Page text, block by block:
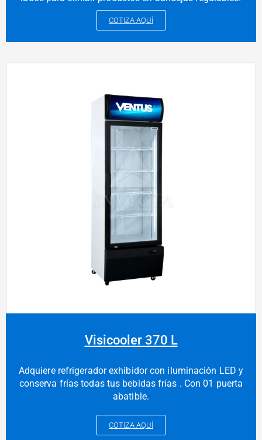
COTIZA AQUÍ
Visicooler 370 L
Adquiere refrigerador exhibidor con iluminación LED y
conserva frías todas tus bebidas frías . Con 01 puerta
abatible.
COTIZA AQUÍ